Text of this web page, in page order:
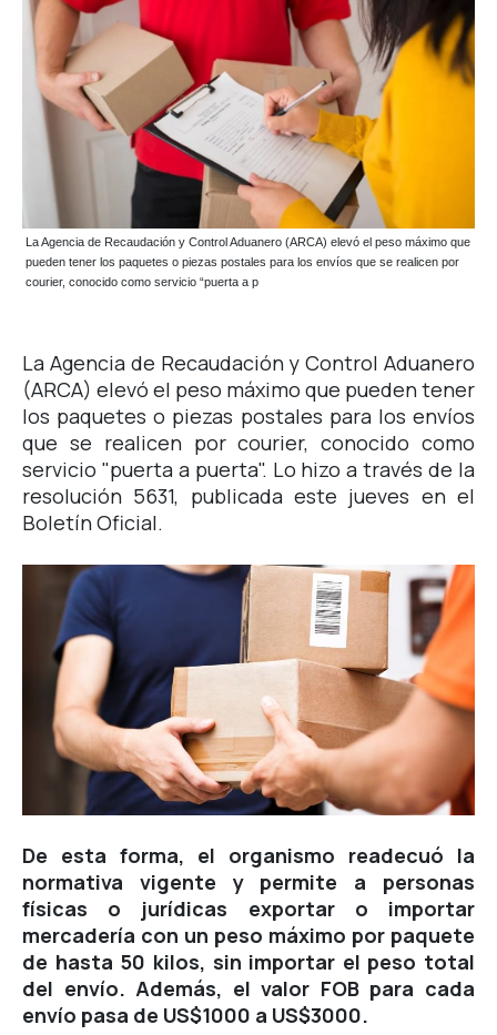
La Agencia de Recaudación y Control Aduanero (ARCA) elevó el peso máximo que
pueden tener los paquetes o piezas postales para los envíos que se realicen por
courier, conocido como servicio “puerta a p
La Agencia de Recaudación y Control Aduanero
(ARCA) elevó el peso máximo que pueden tener
los paquetes o piezas postales para los envíos
que se realicen por courier, conocido como
servicio "puerta a puerta". Lo hizo a través de la
resolución 5631, publicada este jueves en el
Boletín Oficial.
De esta forma, el organismo readecuó la
normativa vigente y permite a personas
físicas o jurídicas exportar o importar
mercadería con un peso máximo por paquete
de hasta 50 kilos, sin importar el peso total
del envío. Además, el valor FOB para cada
envío pasa de US$1000 a US$3000.